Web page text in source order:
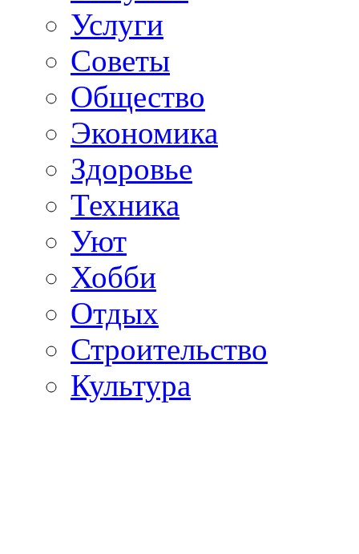
Услуги
Советы
Общество
Экономика
Здоровье
Техника
Уют
Хобби
Отдых
Строительство
Культура